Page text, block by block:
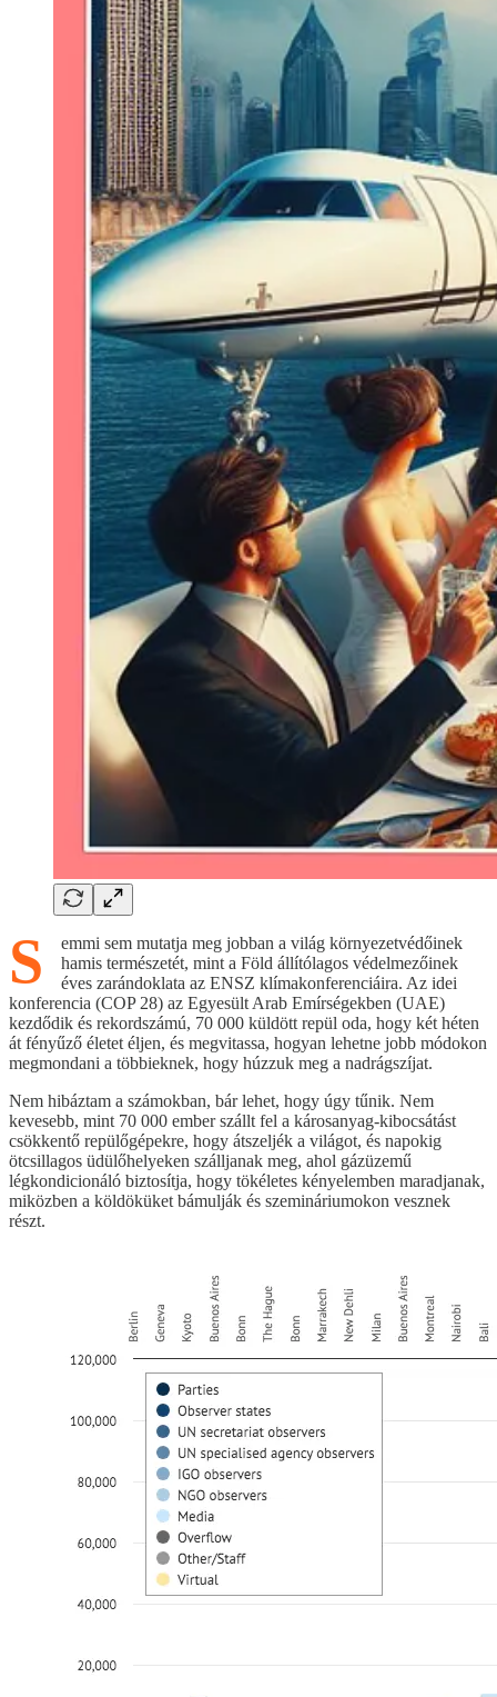
S
emmi sem mutatja meg jobban a világ környezetvédőinek
hamis természetét, mint a Föld állítólagos védelmezőinek
éves zarándoklata az ENSZ klímakonferenciáira. Az idei
konferencia (COP 28) az Egyesült Arab Emírségekben (UAE)
kezdődik és rekordszámú, 70 000 küldött repül oda, hogy két héten
át fényűző életet éljen, és megvitassa, hogyan lehetne jobb módokon
megmondani a többieknek, hogy húzzuk meg a nadrágszíjat.
Nem hibáztam a számokban, bár lehet, hogy úgy tűnik. Nem
kevesebb, mint 70 000 ember szállt fel a károsanyag-kibocsátást
csökkentő repülőgépekre, hogy átszeljék a világot, és napokig
ötcsillagos üdülőhelyeken szálljanak meg, ahol gázüzemű
légkondicionáló biztosítja, hogy tökéletes kényelemben maradjanak,
miközben a köldöküket bámulják és szemináriumokon vesznek
részt.